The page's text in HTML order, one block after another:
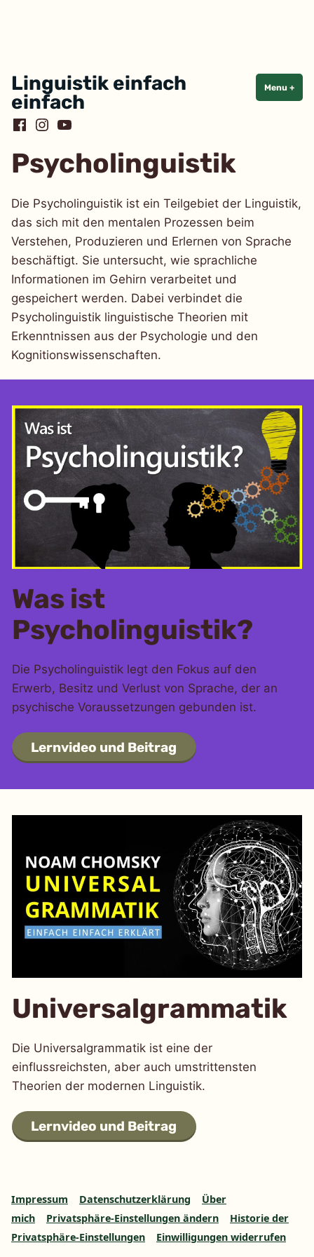
Skip
content
Linguistik einfach
einfach
Menu +
Facebook
Instagram
YouTube
Psycholinguistik
Die Psycholinguistik ist ein Teilgebiet der Linguistik,
das sich mit den mentalen Prozessen beim
Verstehen, Produzieren und Erlernen von Sprache
beschäftigt. Sie untersucht, wie sprachliche
Informationen im Gehirn verarbeitet und
gespeichert werden. Dabei verbindet die
Psycholinguistik linguistische Theorien mit
Erkenntnissen aus der Psychologie und den
Kognitionswissenschaften.
Was ist
Psycholinguistik?
Die Psycholinguistik legt den Fokus auf den
Erwerb, Besitz und Verlust von Sprache, der an
psychische Voraussetzungen gebunden ist.
Lernvideo und Beitrag
Universalgrammatik
Die Universalgrammatik ist eine der
einflussreichsten, aber auch umstrittensten
Theorien der modernen Linguistik.
Lernvideo und Beitrag
Impressum Datenschutzerklärung
Über
mich
Privatsphäre-Einstellungen ändern
Historie der
Privatsphäre-Einstellungen
Einwilligungen widerrufen